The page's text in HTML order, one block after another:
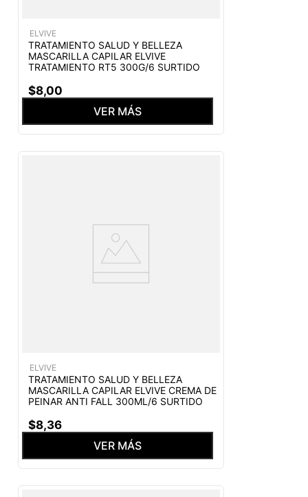
ELVIVE
TRATAMIENTO SALUD Y BELLEZA
MASCARILLA CAPILAR ELVIVE
TRATAMIENTO RT5 300G/6 SURTIDO
$8,00
VER MÁS
ELVIVE
TRATAMIENTO SALUD Y BELLEZA
MASCARILLA CAPILAR ELVIVE CREMA DE
PEINAR ANTI FALL 300ML/6 SURTIDO
$8,36
VER MÁS